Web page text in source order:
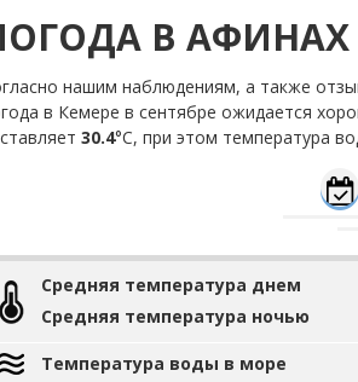
В
нашим наблюдениям, а также
в Кемере в сентябре ожидается
30.4°С, при этом температура
Средняя температура днем
Средняя температура ночью
Температура воды в море